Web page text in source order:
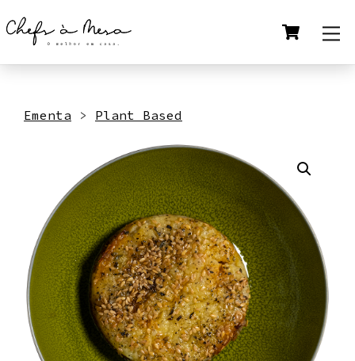
to
content
Cart
Ementa > Plant Based